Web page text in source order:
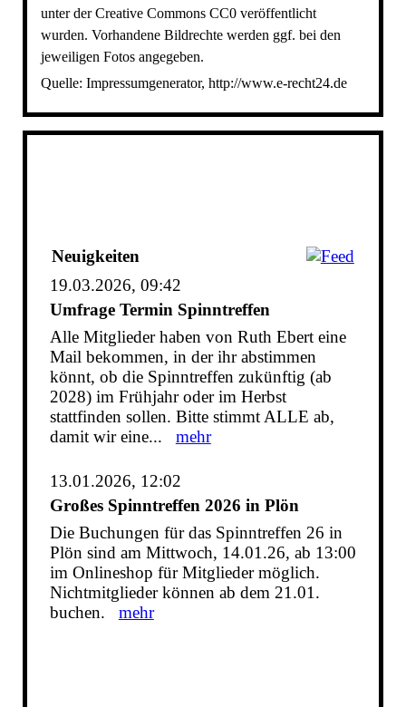
unter der Creative Commons CC0 veröffentlicht
wurden. Vorhandene Bildrechte werden ggf. bei den
jeweiligen Fotos angegeben.
Quelle: Impressumgenerator, http://www.e-recht24.de
Neuigkeiten
19.03.2026, 09:42
Umfrage Termin Spinntreffen
Alle Mitglieder haben von Ruth Ebert eine
Mail bekommen, in der ihr abstimmen
könnt, ob die Spinntreffen zukünftig (ab
2028) im Frühjahr oder im Herbst
stattfinden sollen. Bitte stimmt ALLE ab,
damit wir eine... mehr
13.01.2026, 12:02
Großes Spinntreffen 2026 in Plön
Die Buchungen für das Spinntreffen 26 in
Plön sind am Mittwoch, 14.01.26, ab 13:00
im Onlineshop für Mitglieder möglich.
Nichtmitglieder können ab dem 21.01.
buchen. mehr